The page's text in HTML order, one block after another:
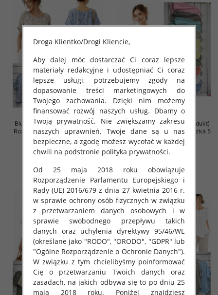
Bluzki damskie (Włoskie produkt)
Roz Standard, Mix Kolor Paczka 5
szt
46.00 zł
Bluzki damskie (Włoskie produkt)
Roz Standard, Mix Kolor Paczka 5
szt
46.00 zł
Droga Klientko/Drogi Kliencie,
Aby dalej móc dostarczać Ci coraz lepsze
materiały redakcyjne i udostępniać Ci coraz
lepsze usługi, potrzebujemy zgody na
dopasowanie treści marketingowych do
Twojego zachowania. Dzięki nim możemy
finansować rozwój naszych usług. Dbamy o
Twoją prywatność. Nie zwiększamy zakresu
naszych uprawnień. Twoje dane są u nas
bezpieczne, a zgodę możesz wycofać w każdej
chwili na podstronie polityka prywatności.
Od 25 maja 2018 roku obowiązuje
Rozporządzenie Parlamentu Europejskiego i
Rady (UE) 2016/679 z dnia 27 kwietnia 2016 r.
w sprawie ochrony osób fizycznych w związku
z przetwarzaniem danych osobowych i w
sprawie swobodnego przepływu takich
danych oraz uchylenia dyrektywy 95/46/WE
(określane jako "RODO", "ORODO", "GDPR" lub
"Ogólne Rozporządzenie o Ochronie Danych").
W związku z tym chcielibyśmy poinformować
Cię o przetwarzaniu Twoich danych oraz
zasadach, na jakich odbywa się to po dniu 25
maja 2018 roku. Poniżej znajdziesz